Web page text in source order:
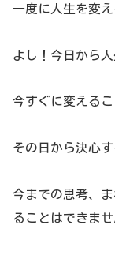
一度に人生を変え
よし！今日から
今すぐに変える
その日から決心
今までの思考、
ることはできませ